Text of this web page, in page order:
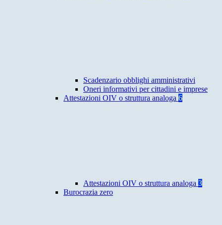
Scadenzario obblighi amministrativi
Oneri informativi per cittadini e imprese
Attestazioni OIV o struttura analoga 6
Attestazioni OIV o struttura analoga 3
Burocrazia zero